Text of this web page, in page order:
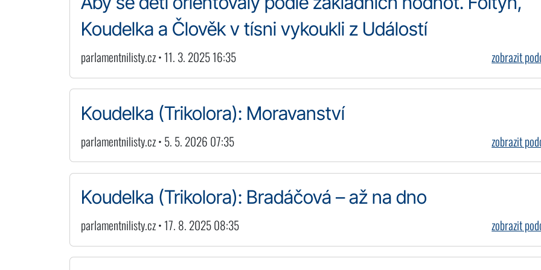
Koudelka a Člověk v tísni vykoukli z Událostí
parlamentnilisty.cz • 11. 3. 2025 16:35 zobrazit
Koudelka (Trikolora): Moravanství
parlamentnilisty.cz • 5. 5. 2026 07:35 zobrazit
Koudelka (Trikolora): Bradáčová – až na dno
parlamentnilisty.cz • 17. 8. 2025 08:35 zobrazit